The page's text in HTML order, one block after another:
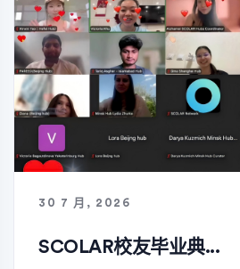
30 7 月, 2026
SCOLAR校友毕业典...